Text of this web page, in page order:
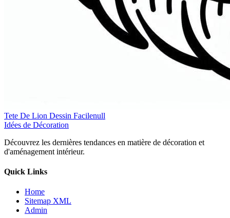
Tete De Lion Dessin Facilenull
Idées de Décoration
Découvrez les dernières tendances en matière de décoration et
d'aménagement intérieur.
Quick Links
Home
Sitemap XML
Admin